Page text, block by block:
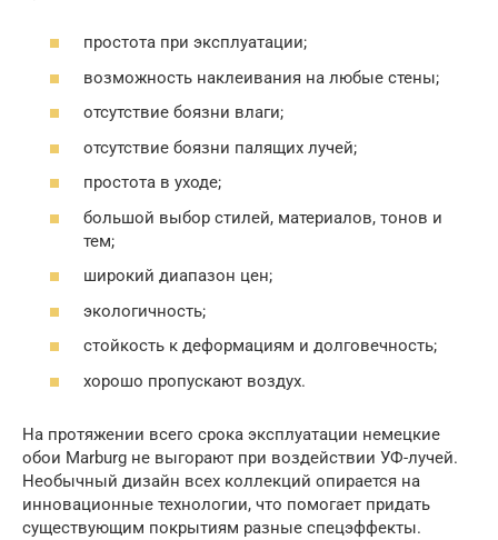
простота при эксплуатации;
возможность наклеивания на любые стены;
отсутствие боязни влаги;
отсутствие боязни палящих лучей;
простота в уходе;
большой выбор стилей, материалов, тонов и
тем;
широкий диапазон цен;
экологичность;
стойкость к деформациям и долговечность;
хорошо пропускают воздух.
На протяжении всего срока эксплуатации немецкие
обои Marburg не выгорают при воздействии УФ-лучей.
Необычный дизайн всех коллекций опирается на
инновационные технологии, что помогает придать
существующим покрытиям разные спецэффекты.